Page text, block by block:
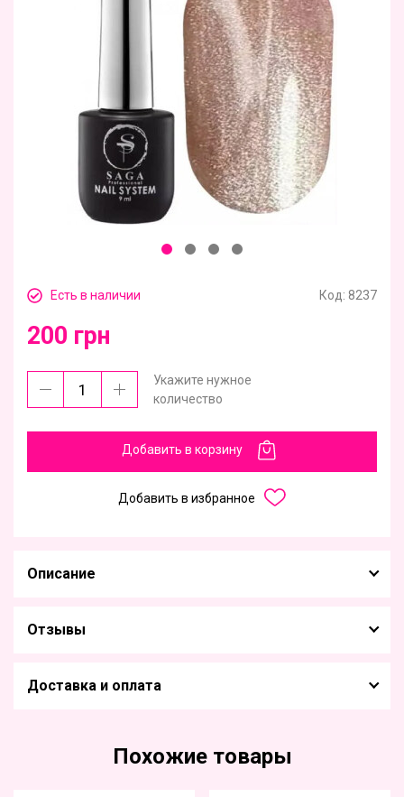
Есть в наличии Код: 8237
200 грн
Укажите нужное
количество
Добавить в корзину
Добавить в избранное
Описание
Отзывы
Доставка и оплата
Похожие товары